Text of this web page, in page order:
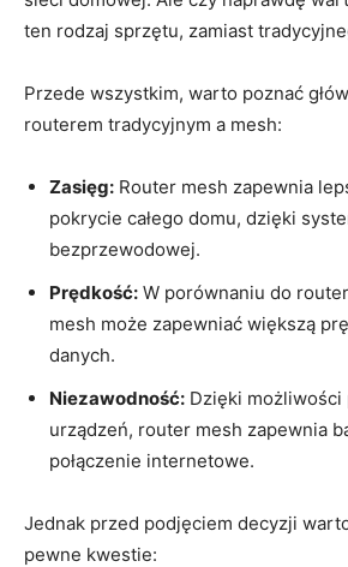
ten rodzaj sprzętu, zamiast
Przede wszystkim, warto poznać
routerem tradycyjnym a mesh:
Zasięg: Router mesh zapewnia
pokrycie całego domu, dzięki
bezprzewodowej.
Prędkość: W porównaniu do
mesh może zapewniać większą
danych.
Niezawodność: Dzięki możliwości
urządzeń, router mesh zapewnia
połączenie internetowe.
Jednak przed podjęciem decyzji
pewne kwestie: